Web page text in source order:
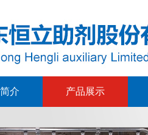
介 产品展示